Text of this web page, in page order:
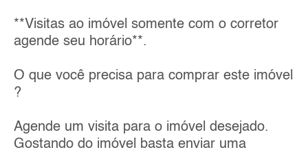
**Visitas ao imóvel somente com o corretor
agende seu horário**.
O que você precisa para comprar este imóvel
?
Agende um visita para o imóvel desejado.
Gostando do imóvel basta enviar uma